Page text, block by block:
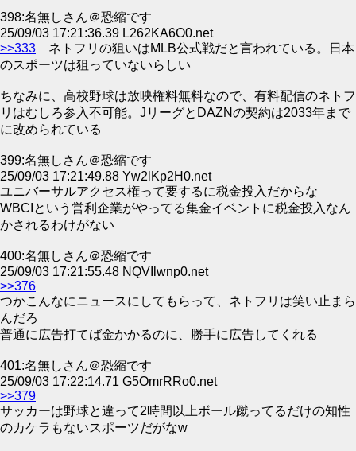
398:名無しさん＠恐縮です
25/09/03 17:21:36.39 L262KA6O0.net
>>333 ネトフリの狙いはMLB公式戦だと言われている。日本
のスポーツは狙っていないらしい
ちなみに、高校野球は放映権料無料なので、有料配信のネトフ
リはむしろ参入不可能。JリーグとDAZNの契約は2033年まで
に改められている
399:名無しさん＠恐縮です
25/09/03 17:21:49.88 Yw2lKp2H0.net
ユニバーサルアクセス権って要するに税金投入だからな
WBCIという営利企業がやってる集金イベントに税金投入なん
かされるわけがない
400:名無しさん＠恐縮です
25/09/03 17:21:55.48 NQVIlwnp0.net
>>376
つかこんなにニュースにしてもらって、ネトフリは笑い止まら
んだろ
普通に広告打てば金かかるのに、勝手に広告してくれる
401:名無しさん＠恐縮です
25/09/03 17:22:14.71 G5OmrRRo0.net
>>379
サッカーは野球と違って2時間以上ボール蹴ってるだけの知性
のカケラもないスポーツだがなw